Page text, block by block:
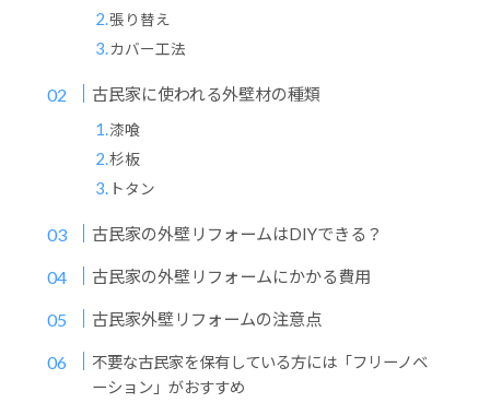
張り替え
カバー工法
古民家に使われる外壁材の種類
漆喰
杉板
トタン
古民家の外壁リフォームはDIYできる？
古民家の外壁リフォームにかかる費用
古民家外壁リフォームの注意点
不要な古民家を保有している方には「フリーノベ
ーション」がおすすめ